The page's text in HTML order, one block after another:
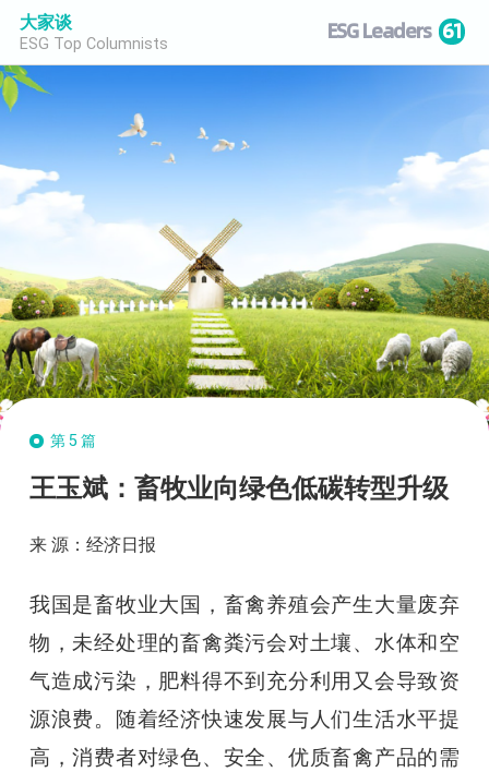
大家谈
ESG Top Columnists ESG Leaders 61
第5篇
王玉斌：畜牧业向绿色低碳转型升级
来 源：经济日报
我国是畜牧业大国，畜禽养殖会产生大量废弃
物，未经处理的畜禽粪污会对土壤、水体和空
气造成污染，肥料得不到充分利用又会导致资
源浪费。随着经济快速发展与人们生活水平提
高，消费者对绿色、安全、优质畜禽产品的需